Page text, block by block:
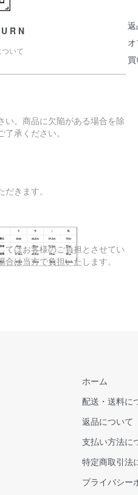
いて
い。商品に欠陥がある場合を除
承ください。
きます。
てはお客様のご負担とさせてい
は当方で負担いたします。
ホーム
配送・送料に
返品について
支払い方法に
特定商取引法
プライバシー